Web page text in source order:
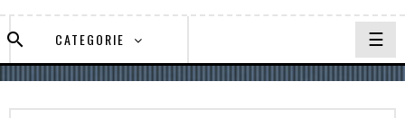
CATEGORIE ☰
